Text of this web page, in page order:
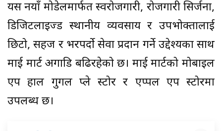
यस नयाँ मोडेलमार्फत स्वरोजगारी, रोजगारी सिर्जना,
डिजिटलाइज्ड स्थानीय व्यवसाय र उपभोक्तालाई
छिटो, सहज र भरपर्दो सेवा प्रदान गर्ने उद्देश्यका साथ
माई मार्ट अगाडि बढिरहेको छ। माई मार्टको मोबाइल
एप हाल गुगल प्ले स्टोर र एप्पल एप स्टोरमा
उपलब्ध छ।